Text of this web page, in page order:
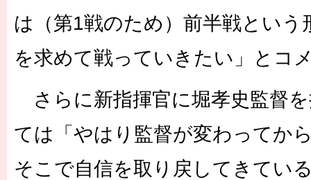
は（第1戦のため）前半戦という
を求めて戦っていきたい」とコ
さらに新指揮官に堀孝史監督
ては「やはり監督が変わってか
そこで自信を取り戻してきてい